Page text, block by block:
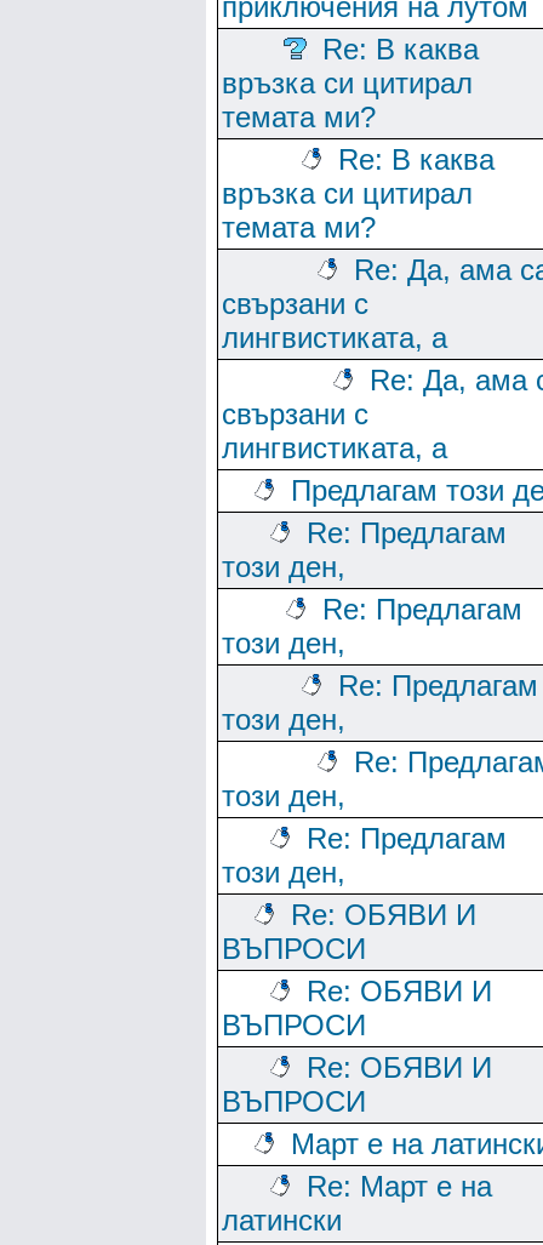
приключения на лутом
Re: В каква
връзка си цитирал
темата ми?
Re: В каква
връзка си цитирал
темата ми?
Re: Да, ама
свързани с
лингвистиката, а
Re: Да, ама
свързани с
лингвистиката, а
Предлагам този
Re: Предлагам
този ден,
Re: Предлагам
този ден,
Re: Предлагам
този ден,
Re:
този ден,
Re: Предлагам
този ден,
Re: ОБЯВИ И
ВЪПРОСИ
Re: ОБЯВИ И
ВЪПРОСИ
Re: ОБЯВИ И
ВЪПРОСИ
Март е на
Re: Март е на
латински